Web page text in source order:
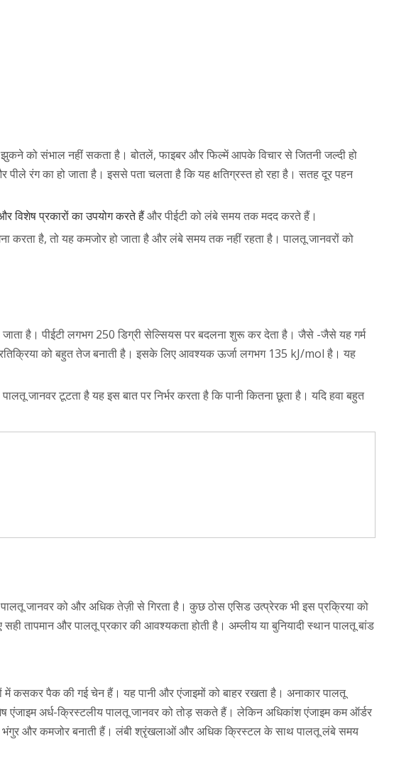
को संभाल नहीं सकता है। बोतलें, फाइबर और फिल्में आपके विचार से जितनी जल्दी हो
रंग का हो जाता है। इससे पता चलता है कि यह क्षतिग्रस्त हो रहा है। सतह दूर पहन
विशेष प्रकारों का उपयोग करते हैंऔर पीईटी को लंबे समय तक मदद करते हैं।
करता है, तो यह कमजोर हो जाता है और लंबे समय तक नहीं रहता है। पालतू जानवरों को
है। पीईटी लगभग 250 डिग्री सेल्सियस पर बदलना शुरू कर देता है। जैसे -जैसे यह गर्म
को बहुत तेज बनाती है। इसके लिए आवश्यक ऊर्जा लगभग 135 kJ/mol है। यह
जानवर टूटता है यह इस बात पर निर्भर करता है कि पानी कितना छूता है। यदि हवा बहुत
जानवर को और अधिक तेज़ी से गिरता है। कुछ ठोस एसिड उत्प्रेरक भी इस प्रक्रिया को
और पालतू प्रकार की आवश्यकता होती है। अम्लीय या बुनियादी स्थान पालतू बांड
में कसकर पैक की गई चेन हैं। यह पानी और एंजाइमों को बाहर रखता है। अनाकार पालतू
अर्ध-क्रिस्टलीय पालतू जानवर को तोड़ सकते हैं। लेकिन अधिकांश एंजाइम कम ऑर्डर
भंगुर और कमजोर बनाती हैं। लंबी श्रृंखलाओं और अधिक क्रिस्टल के साथ पालतू लंबे समय